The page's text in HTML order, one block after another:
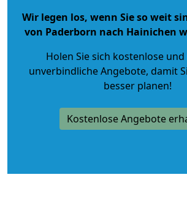
Wir legen los, wenn Sie so weit
von Paderborn nach Hainichen
Holen Sie sich kostenlose
unverbindliche Angebote, damit
besser planen!
Kostenlose Angebote